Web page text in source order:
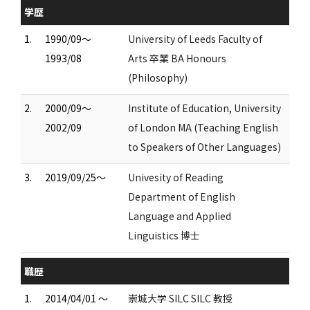
学歴
1.
1990/09～
1993/08
University of Leeds Faculty of
Arts 卒業 BA Honours
(Philosophy)
2.
2000/09～
2002/09
Institute of Education, University
of London MA (Teaching English
to Speakers of Other Languages)
3. 2019/09/25～
Univesity of Reading
Department of English
Language and Applied
Linguistics 博士
職歴
1.
2014/04/01 ～
崇城大学 SILC SILC 教授